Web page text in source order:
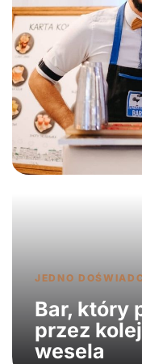
JEDNO
Bar, który
przez
wesela